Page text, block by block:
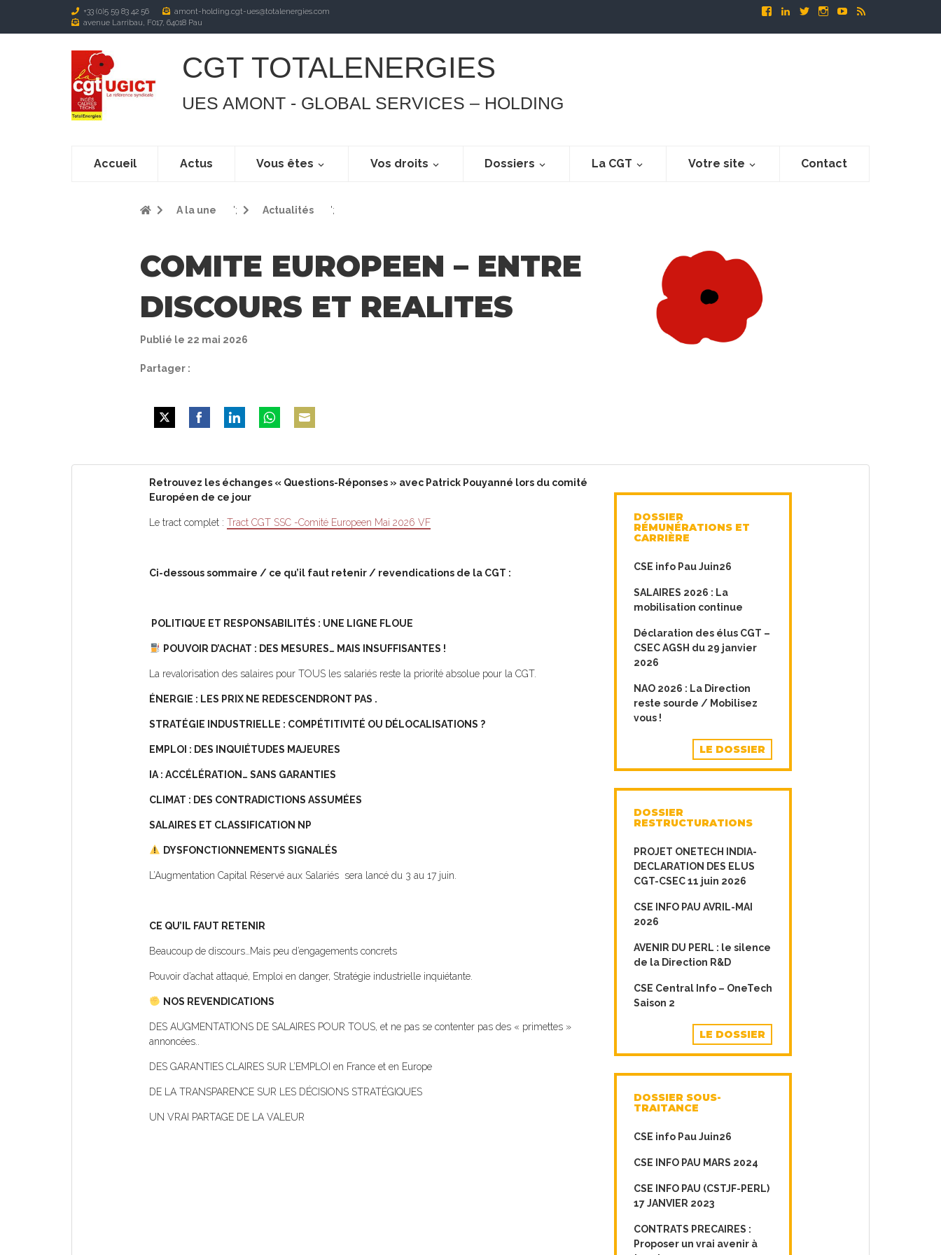
+33 (0)5 59 83 42 56
amont-holding.cgt-ues@totalenergies.com
avenue Larribau, F017, 64018 Pau
CGT TOTALENERGIES
UES AMONT - GLOBAL SERVICES – HOLDING
Accueil Actus Vous êtes Vos droits Dossiers La CGT Votre site Contact
A la une '; Actualités ';
COMITE EUROPEEN – ENTRE
DISCOURS ET REALITES
Publié le 22 mai 2026
Partager :
Twitter FacebookLinkedInWhatsAppEmail
Retrouvez les échanges « Questions-Réponses » avec Patrick Pouyanné lors du comité
Européen de ce jour
Le tract complet : Tract CGT SSC -Comité Europeen Mai 2026 VF
Ci-dessous sommaire / ce qu’il faut retenir / revendications de la CGT :
️ POLITIQUE ET RESPONSABILITÉS : UNE LIGNE FLOUE
POUVOIR D’ACHAT : DES MESURES… MAIS INSUFFISANTES !
La revalorisation des salaires pour TOUS les salariés reste la priorité absolue pour la CGT.
ÉNERGIE : LES PRIX NE REDESCENDRONT PAS .
STRATÉGIE INDUSTRIELLE : COMPÉTITIVITÉ OU DÉLOCALISATIONS ?
EMPLOI : DES INQUIÉTUDES MAJEURES
IA : ACCÉLÉRATION… SANS GARANTIES
CLIMAT : DES CONTRADICTIONS ASSUMÉES
SALAIRES ET CLASSIFICATION NP
DYSFONCTIONNEMENTS SIGNALÉS
L’Augmentation Capital Réservé aux Salariés sera lancé du 3 au 17 juin.
CE QU’IL FAUT RETENIR
Beaucoup de discours…Mais peu d’engagements concrets
Pouvoir d’achat attaqué, Emploi en danger, Stratégie industrielle inquiétante.
NOS REVENDICATIONS
DES AUGMENTATIONS DE SALAIRES POUR TOUS, et ne pas se contenter pas des « primettes »
annoncées..
DES GARANTIES CLAIRES SUR L’EMPLOI en France et en Europe
DE LA TRANSPARENCE SUR LES DÉCISIONS STRATÉGIQUES
UN VRAI PARTAGE DE LA VALEUR
DOSSIER
RÉMUNÉRATIONS ET
CARRIÈRE
CSE info Pau Juin26
SALAIRES 2026 : La
mobilisation continue
Déclaration des élus CGT –
CSEC AGSH du 29 janvier
2026
NAO 2026 : La Direction
reste sourde / Mobilisez
vous !
LE DOSSIER
DOSSIER
RESTRUCTURATIONS
PROJET ONETECH INDIA-
DECLARATION DES ELUS
CGT-CSEC 11 juin 2026
CSE INFO PAU AVRIL-MAI
2026
AVENIR DU PERL : le silence
de la Direction R&D
CSE Central Info – OneTech
Saison 2
LE DOSSIER
DOSSIER SOUS-
TRAITANCE
CSE info Pau Juin26
CSE INFO PAU MARS 2024
CSE INFO PAU (CSTJF-PERL)
17 JANVIER 2023
CONTRATS PRECAIRES :
Proposer un vrai avenir à